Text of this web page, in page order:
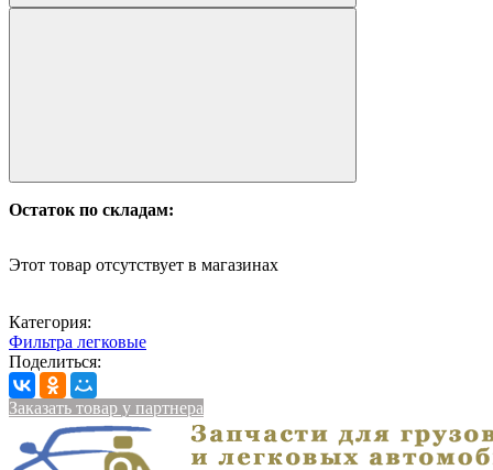
Остаток по складам:
Этот товар отсутствует в магазинах
Категория:
Фильтра легковые
Поделиться:
Заказать товар у партнера